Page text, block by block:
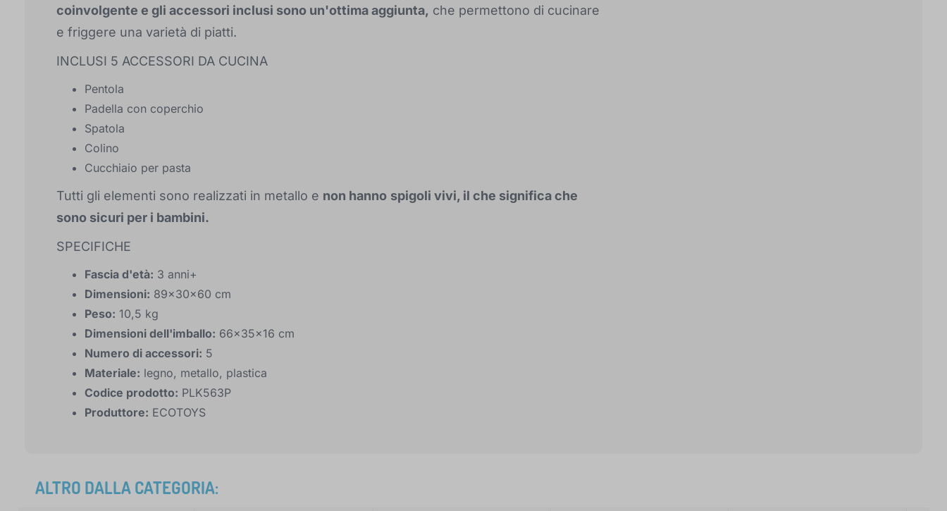
coinvolgente e gli accessori inclusi sono un'ottima aggiunta, che permettono di cucinare
e friggere una varietà di piatti.
INCLUSI 5 ACCESSORI DA CUCINA
Pentola
Padella con coperchio
Spatola
Colino
Cucchiaio per pasta
Tutti gli elementi sono realizzati in metallo e non hanno spigoli vivi, il che significa che
sono sicuri per i bambini.
SPECIFICHE
Fascia d'età: 3 anni+
Dimensioni: 89x30x60 cm
Peso: 10,5 kg
Dimensioni dell'imballo: 66x35x16 cm
Numero di accessori: 5
Materiale: legno, metallo, plastica
Codice prodotto: PLK563P
Produttore: ECOTOYS
ALTRO DALLA CATEGORIA: